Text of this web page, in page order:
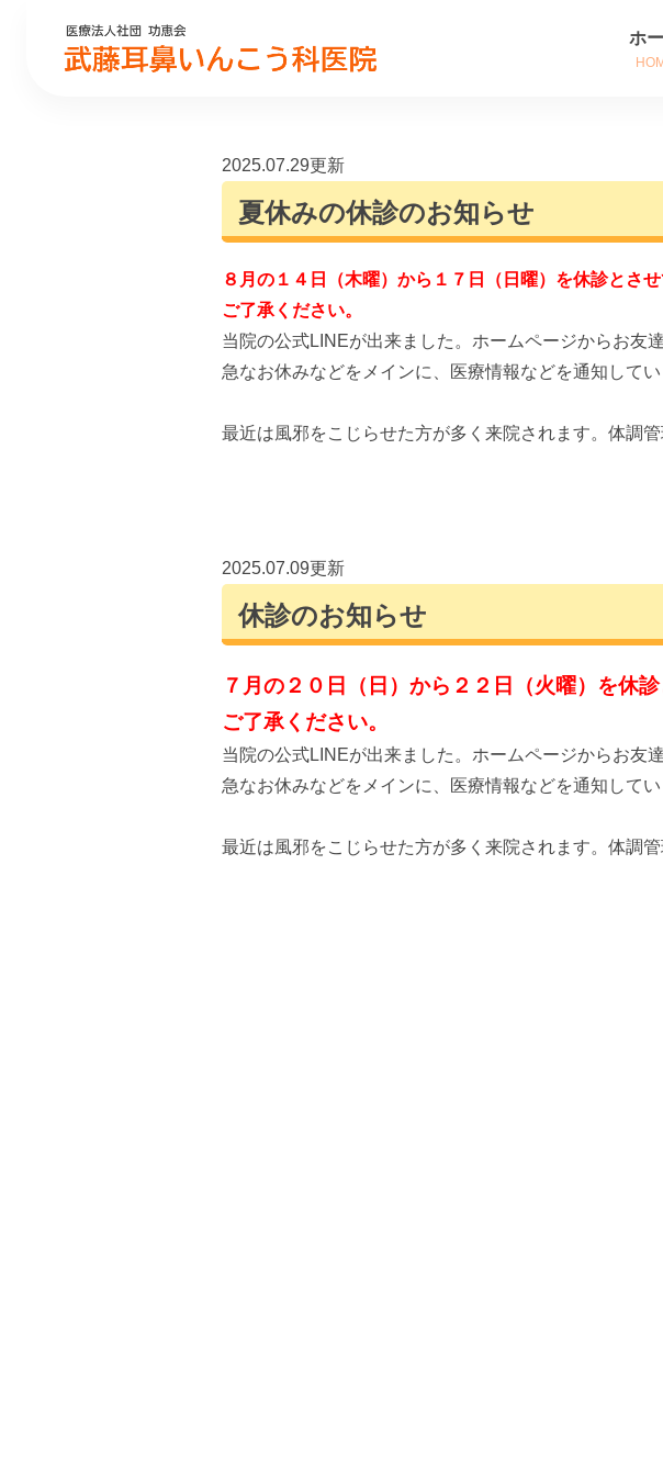
ホ
2025.07.29更新
夏休みの休診のお知らせ
８月の１４日（木曜）から１７日（日曜）を休診とさせ
ご了承ください。
当院の公式LINEが出来ました。ホームページからお友
急なお休みなどをメインに、医療情報などを通知してい
最近は風邪をこじらせた方が多く来院されます。体調管
2025.07.09更新
休診のお知らせ
７月の２０日（日）から２２日（火曜）を休
ご了承ください。
当院の公式LINEが出来ました。ホームページからお友
急なお休みなどをメインに、医療情報などを通知してい
最近は風邪をこじらせた方が多く来院されます。体調管